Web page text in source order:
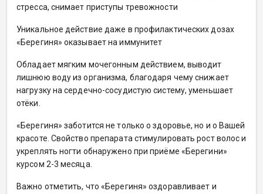
стресса, снимает приступы тревожности
Уникальное действие даже в профилактических дозах
«Берегиня» оказывает на иммунитет
Обладает мягким мочегонным действием, выводит
лишнюю воду из организма, благодаря чему снижает
нагрузку на сердечно-сосудистую систему, уменьшает
отёки.
«Берегиня» заботится не только о здоровье, но и о Вашей
красоте. Свойство препарата стимулировать рост волос и
укреплять ногти обнаружено при приёме «Берегини»
курсом 2-3 месяца.
Важно отметить, что «Берегиня» оздоравливает и